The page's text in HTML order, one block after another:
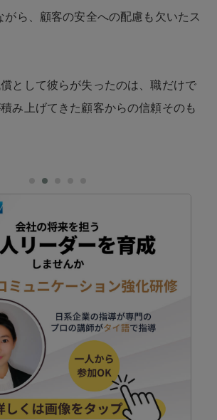
がら、顧客の安全への配慮も欠いたス
として彼らが失ったのは、職だけで
み上げてきた顧客からの信頼そのも